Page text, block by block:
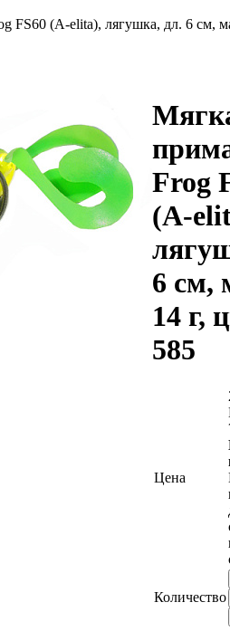
FS60 (A-elita), лягушка, дл. 6 см,
Frog
(A-
6 см,
14 г,
585
Цена
Количество